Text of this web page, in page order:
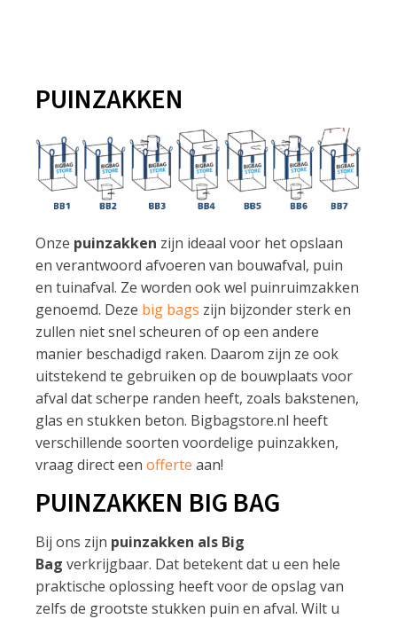
PUINZAKKEN
Onze puinzakken zijn ideaal voor het opslaan
en verantwoord afvoeren van bouwafval, puin
en tuinafval. Ze worden ook wel puinruimzakken
genoemd. Deze big bags zijn bijzonder sterk en
zullen niet snel scheuren of op een andere
manier beschadigd raken. Daarom zijn ze ook
uitstekend te gebruiken op de bouwplaats voor
afval dat scherpe randen heeft, zoals bakstenen,
glas en stukken beton. Bigbagstore.nl heeft
verschillende soorten voordelige puinzakken,
vraag direct een offerte aan!
PUINZAKKEN BIG BAG
Bij ons zijn puinzakken als Big
Bag verkrijgbaar. Dat betekent dat u een hele
praktische oplossing heeft voor de opslag van
zelfs de grootste stukken puin en afval. Wilt u